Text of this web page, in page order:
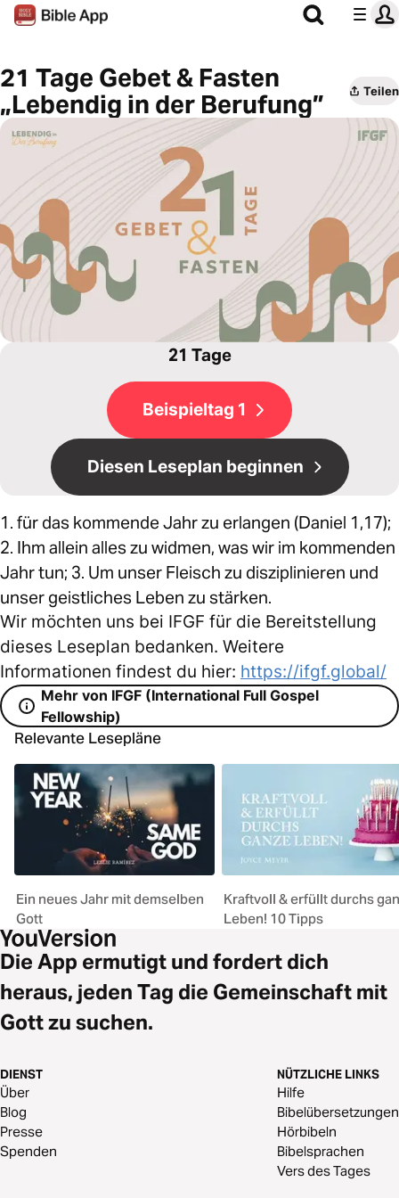
21 Tage Gebet & Fasten
„Lebendig in der Berufung”
Teilen
21 Tage
Beispieltag 1
Diesen Leseplan beginnen
1. für das kommende Jahr zu erlangen (Daniel 1,17);
2. Ihm allein alles zu widmen, was wir im kommenden
Jahr tun; 3. Um unser Fleisch zu disziplinieren und
unser geistliches Leben zu stärken.
Wir möchten uns bei IFGF für die Bereitstellung
dieses Leseplan bedanken. Weitere
Informationen findest du hier: https://ifgf.global/
Mehr von IFGF (International Full Gospel
Fellowship)
Relevante Lesepläne
Ein neues Jahr mit demselben
Gott
Kraftvoll & erfüllt durchs
Leben! 10 Tipps
Die App ermutigt und fordert dich
heraus, jeden Tag die Gemeinschaft mit
Gott zu suchen.
DIENST
Über
Blog
Presse
Spenden
NÜTZLICHE LINKS
Hilfe
Bibelübersetzungen
Hörbibeln
Bibelsprachen
Vers des Tages